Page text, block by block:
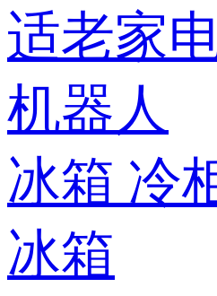
适老家
机器人
冰箱 冷
冰箱